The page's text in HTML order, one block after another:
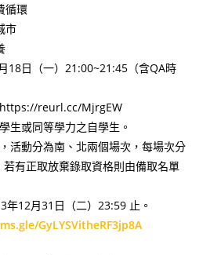
循環
市
18日（一）21:00~21:45（含QA時
https://reurl.cc/MjrgEW
生或同等學力之自學生。
活動分為南、北兩個場次，每場次分
有正取放棄錄取資格則由備取名單
12月31日（二）23:59 止。
GyLYSVitheRF3jp8A